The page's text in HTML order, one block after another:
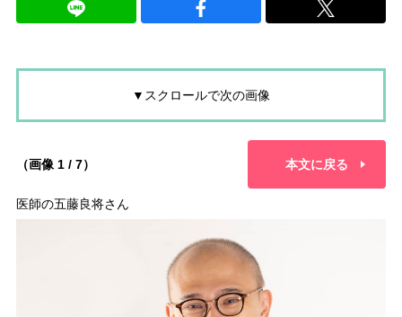
▼スクロールで次の画像
（画像 1 / 7） 本文に戻る
医師の五藤良将さん